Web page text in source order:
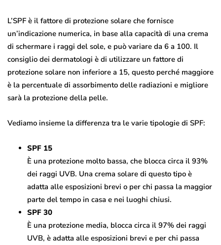
L’SPF è il fattore di protezione solare che fornisce
un’indicazione numerica, in base alla capacità di una crema
di schermare i raggi del sole, e può variare da 6 a 100. Il
consiglio dei dermatologi è di utilizzare un fattore di
protezione solare non inferiore a 15, questo perché maggiore
è la percentuale di assorbimento delle radiazioni e migliore
sarà la protezione della pelle.
Vediamo insieme la differenza tra le varie tipologie di SPF:
SPF 15
È una protezione molto bassa, che blocca circa il 93%
dei raggi UVB. Una crema solare di questo tipo è
adatta alle esposizioni brevi o per chi passa la maggior
parte del tempo in casa e nei luoghi chiusi.
SPF 30
È una protezione media, blocca circa il 97% dei raggi
UVB, è adatta alle esposizioni brevi e per chi passa